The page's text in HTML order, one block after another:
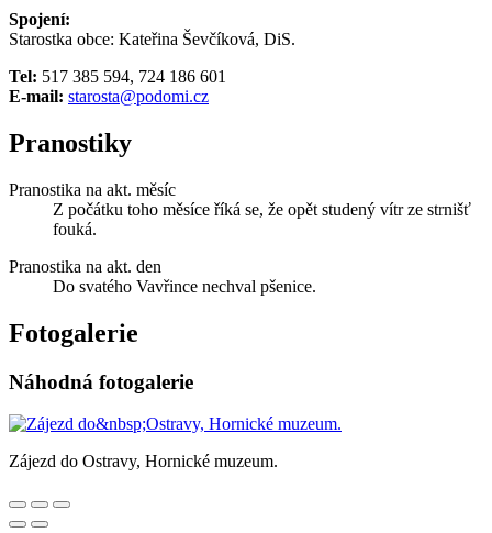
Spojení:
Starostka obce: Kateřina Ševčíková, DiS.
Tel: 517 385 594, 724 186 601
E-mail: starosta@podomi.cz
Pranostiky
Pranostika na akt. měsíc
Z počátku toho měsíce říká se, že opět studený vítr ze strnišť
fouká.
Pranostika na akt. den
Do svatého Vavřince nechval pšenice.
Fotogalerie
Náhodná fotogalerie
Zájezd do Ostravy, Hornické muzeum.